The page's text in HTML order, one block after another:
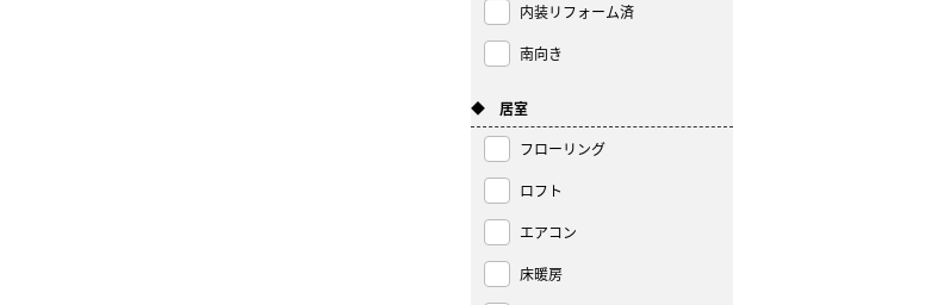
内装リフォーム済
南向き
◆ 居室
フローリング
ロフト
エアコン
床暖房